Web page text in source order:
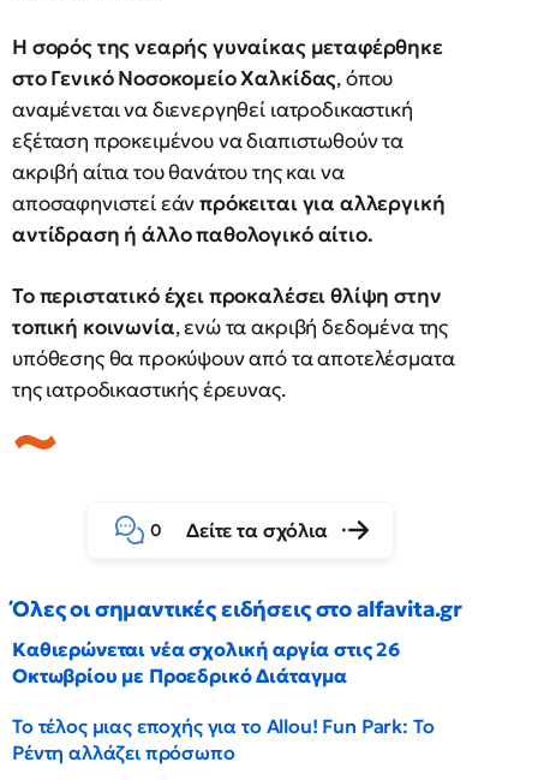
Η σορός της νεαρής γυναίκας μεταφέρθηκε
στο Γενικό Νοσοκομείο Χαλκίδας, όπου
αναμένεται να διενεργηθεί ιατροδικαστική
εξέταση προκειμένου να διαπιστωθούν τα
ακριβή αίτια του θανάτου της και να
αποσαφηνιστεί εάνπρόκειται για αλλεργική
αντίδραση ή άλλο παθολογικό αίτιο.
Το περιστατικό έχει προκαλέσει θλίψη στην
τοπική κοινωνία, ενώ τα ακριβή δεδομένα της
υπόθεσης θα προκύψουν από τα αποτελέσματα
της ιατροδικαστικής έρευνας.
0 Δείτε τα σχόλια
Όλες οι σημαντικές ειδήσεις στο alfavita.gr
Καθιερώνεται νέα σχολική αργία στις 26
Οκτωβρίου με Προεδρικό Διάταγμα
Το τέλος μιας εποχής για το Allou! Fun Park: Το
Ρέντη αλλάζει πρόσωπο